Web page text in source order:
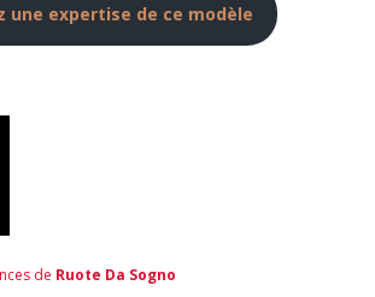
une expertise de ce modèle
de Ruote Da Sogno